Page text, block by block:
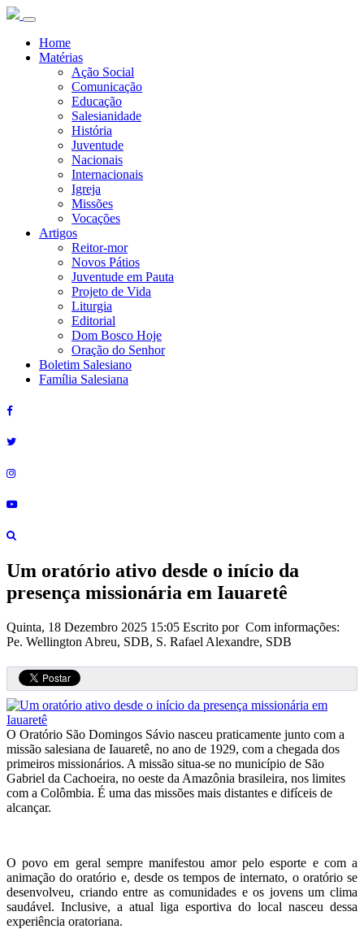
Home
Matérias
Ação Social
Comunicação
Educação
Salesianidade
História
Juventude
Nacionais
Internacionais
Igreja
Missões
Vocações
Artigos
Reitor-mor
Novos Pátios
Juventude em Pauta
Projeto de Vida
Liturgia
Editorial
Dom Bosco Hoje
Oração do Senhor
Boletim Salesiano
Família Salesiana
Um oratório ativo desde o início da
presença missionária em Iauaretê
Quinta, 18 Dezembro 2025 15:05 Escrito por Com informações:
Pe. Wellington Abreu, SDB, S. Rafael Alexandre, SDB
O Oratório São Domingos Sávio nasceu praticamente junto com a
missão salesiana de Iauaretê, no ano de 1929, com a chegada dos
primeiros missionários. A missão situa-se no município de São
Gabriel da Cachoeira, no oeste da Amazônia brasileira, nos limites
com a Colômbia. É uma das missões mais distantes e difíceis de
alcançar.
O povo em geral sempre manifestou amor pelo esporte e com a
animação do oratório e, desde os tempos de internato, o oratório se
desenvolveu, criando entre as comunidades e os jovens um clima
saudável. Inclusive, a atual liga esportiva do local nasceu dessa
experiência oratoriana.